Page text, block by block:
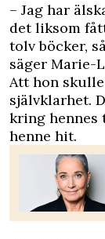
– Jag har
det liksom
tolv böcker,
säger Marie-
Att hon
självklarhet.
kring hennes
henne hit.